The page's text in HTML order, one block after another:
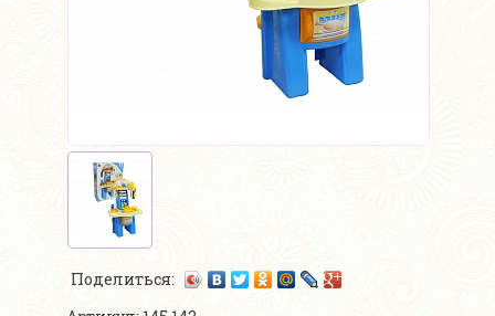
Поделиться: